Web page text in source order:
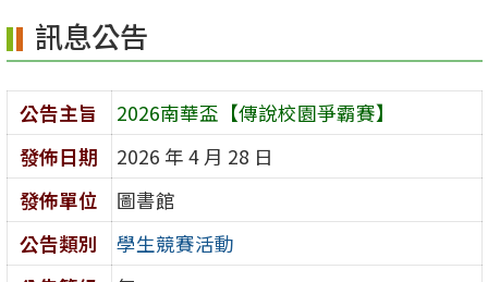
容
區
訊息公告
公告主旨
2026南華盃【傳說校園爭霸賽】
發佈日期
2026 年 4 月 28 日
發佈單位
圖書館
公告類別
學生競賽活動